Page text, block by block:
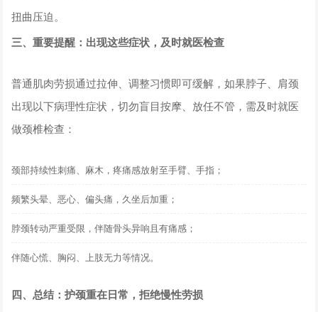
扭曲压迫。
三、重要提醒：出现这些症状，及时就医检查
普通肌肉劳损通过拉伸、调整习惯即可缓解，如果脖子、肩颈
出现以下病理性症状，切勿盲目按摩、放任不管，需及时就医
做颈椎检查：
颈部持续性刺痛、麻木，疼痛感放射至手臂、手指；
频繁头晕、恶心、偏头痛，久坐后加重；
脖颈转动严重受限，伴随骨头异响且有痛感；
伴随心慌、胸闷、上肢无力等情况。
四、总结：护颈重在日常，拒绝慢性劳损